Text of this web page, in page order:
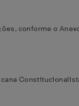
conforme o